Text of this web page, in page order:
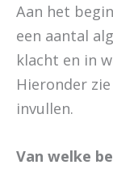
Aan het
een aantal
klacht en in
Hieronder
invullen.
Van welke